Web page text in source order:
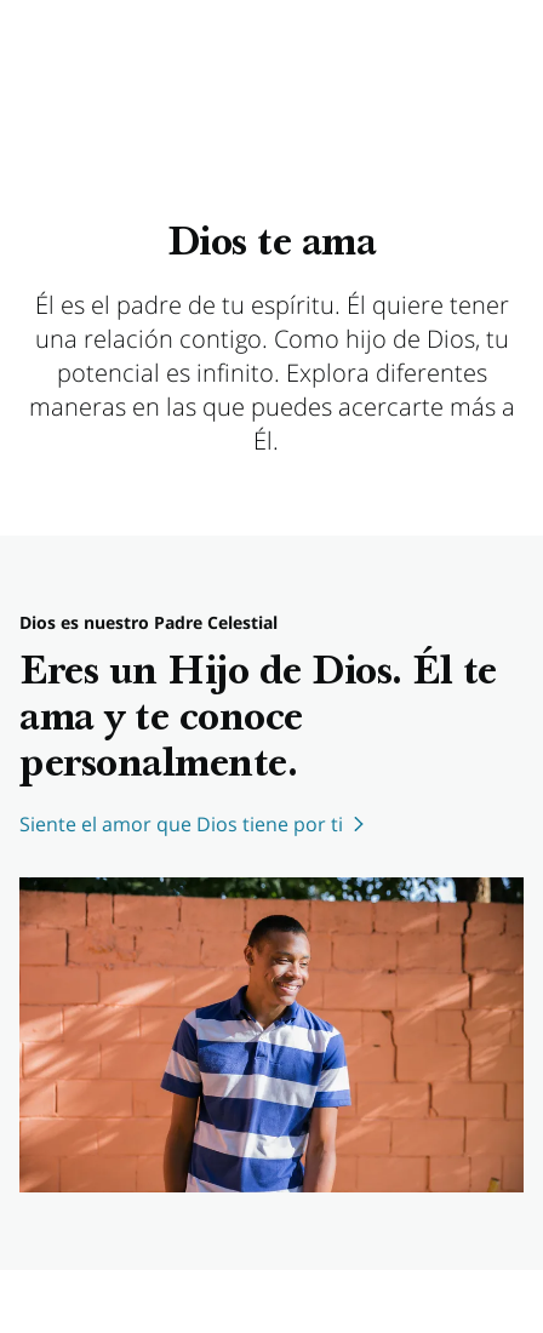
Dios te ama
Él es el padre de tu espíritu. Él quiere tener
una relación contigo. Como hijo de Dios, tu
potencial es infinito. Explora diferentes
maneras en las que puedes acercarte más a
Él.
Dios es nuestro Padre Celestial
Eres un Hijo de Dios. Él te
ama y te conoce
personalmente.
Siente el amor que Dios tiene por ti